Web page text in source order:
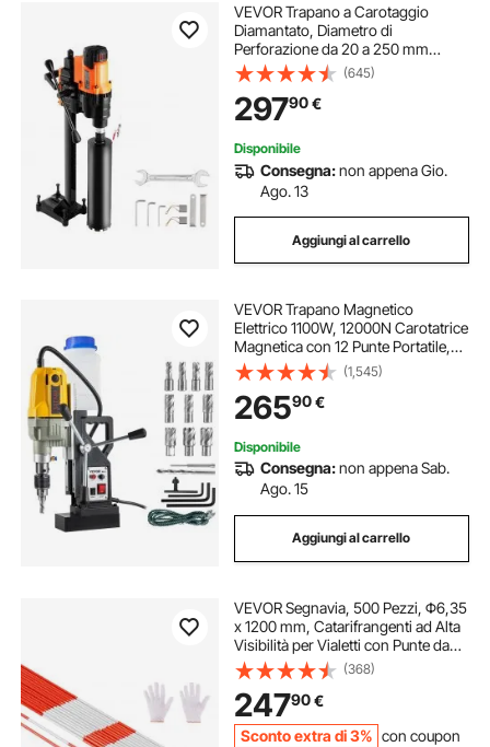
VEVOR Trapano a Carotaggio
Diamantato, Diametro di
Perforazione da 20 a 250 mm
Macchina Carotatrice per
Calcestruzzo Robusto 3200 W con
Supporto, Punta per Carotaggio,
per Calcestruzzo, Mattoni, Marmo
(645)
29790€
Disponibile
Consegna:non appena Gio.
Ago. 13
Aggiungi al carrello
VEVOR Trapano Magnetico
Elettrico 1100W, 12000N Carotatrice
Magnetica con 12 Punte Portatile,
Trapano Industriale
Elettromagnetico con Massima
Foratura 40 mm e Profondità 150
mm per Uso Industriale
(1,545)
26590€
Disponibile
Consegna:non appena Sab.
Ago. 15
Aggiungi al carrello
VEVOR Segnavia, 500 Pezzi, Φ6,35
x 1200 mm, Catarifrangenti ad Alta
Visibilità per Vialetti con Punte da
Trapano in Acciaio da 30 cm,
Bastoncini da Neve Riflettenti in
Fibra di Vetro per Parcheggi
(368)
24790€
Sconto extra di 3% con coupon